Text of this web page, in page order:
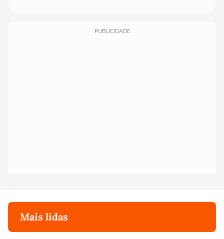
PUBLICIDADE
Mais lidas